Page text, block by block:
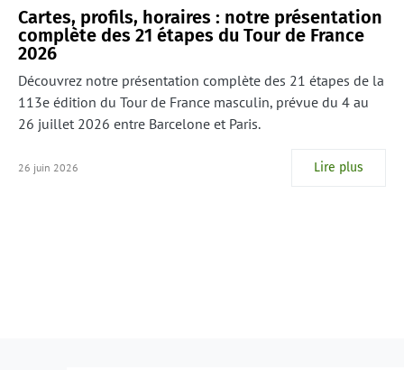
Cartes, profils, horaires : notre présentation
complète des 21 étapes du Tour de France
2026
Découvrez notre présentation complète des 21 étapes de la
113e édition du Tour de France masculin, prévue du 4 au
26 juillet 2026 entre Barcelone et Paris.
26 juin 2026 Lire plus